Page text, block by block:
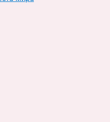
опыт, плюсы и минусы»